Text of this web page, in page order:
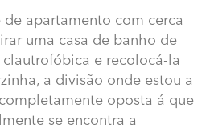
de apartamento com cerca
uma casa de banho de
e recolocá-la
a divisão onde estou a
oposta á que
se encontra a